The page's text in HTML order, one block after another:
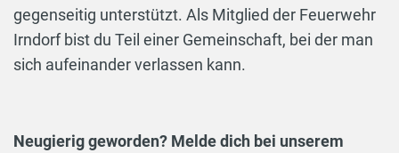
gegenseitig unterstützt. Als Mitglied der Feuerwehr
Irndorf bist du Teil einer Gemeinschaft, bei der man
sich aufeinander verlassen kann.
Neugierig geworden? Melde dich bei unserem